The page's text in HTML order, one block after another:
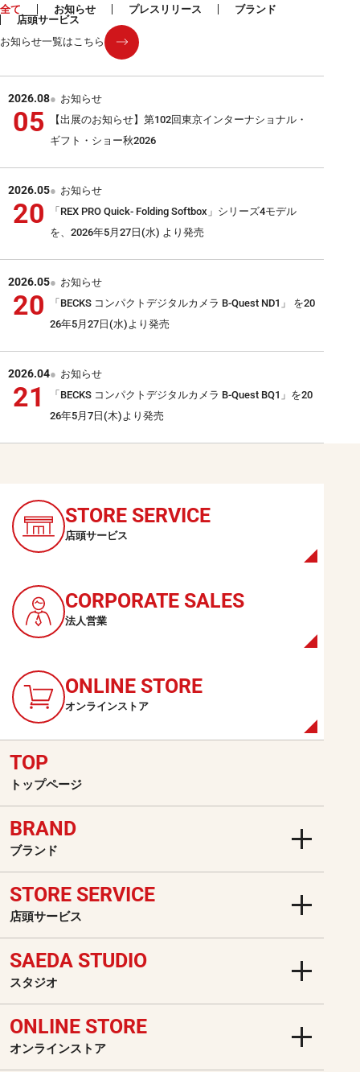
全て
お知らせ プレスリリース
ブランド
店頭サービス
お知らせ一覧はこちら
2026.08
05
お知らせ
【出展のお知らせ】第102回東京インターナショナル・
ギフト・ショー秋2026
2026.05
20
お知らせ
「REX PRO Quick- Folding Softbox」シリーズ4モデル
を、2026年5月27日(水) より発売
2026.05
20
お知らせ
「BECKS コンパクトデジタルカメラ B-Quest ND1」 を20
26年5月27日(水)より発売
2026.04
21
お知らせ
「BECKS コンパクトデジタルカメラ B-Quest BQ1」を20
26年5月7日(木)より発売
STORE SERVICE
店頭サービス
CORPORATE SALES
法人営業
ONLINE STORE
オンラインストア
TOP
トップページ
BRAND
ブランド
STORE SERVICE
店頭サービス
SAEDA STUDIO
スタジオ
ONLINE STORE
オンラインストア